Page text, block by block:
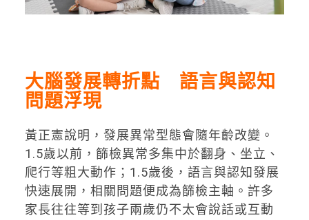
大腦發展轉折點 語言與認知
問題浮現
黃正憲說明，發展異常型態會隨年齡改變。
1.5歲以前，篩檢異常多集中於翻身、坐立、
爬行等粗大動作；1.5歲後，語言與認知發展
快速展開，相關問題便成為篩檢主軸。許多
家長往往等到孩子兩歲仍不太會說話或互動